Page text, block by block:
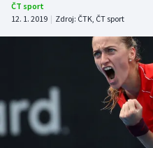
Atletika
DALŠÍ SPORTY
Americký fotbal
NEPŘEHLÉDNĚTE
ČT sport
12. 1. 2019 | Zdroj: ČTK, ČT sport